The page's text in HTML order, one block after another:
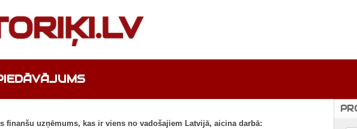
finanšu uzņēmums, kas ir viens no vadošajiem Latvijā, aicina darbā: